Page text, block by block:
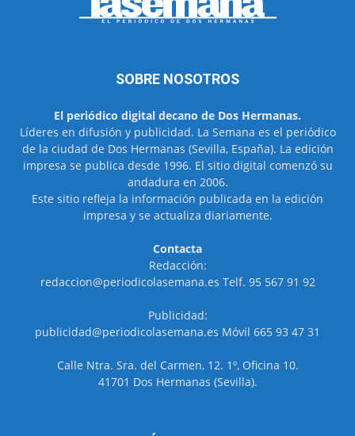
SOBRE NOSOTROS
El periódico digital decano de Dos Hermanas.
Líderes en difusión y publicidad. La Semana es el periódico
de la ciudad de Dos Hermanas (Sevilla, España). La edición
impresa se publica desde 1996. El sitio digital comenzó su
andadura en 2006.
Este sitio refleja la información publicada en la edición
impresa y se actualiza diariamente.
Contacta
Redacción:
redaccion@periodicolasemana.es Telf. 95 567 91 92
Publicidad:
publicidad@periodicolasemana.es Móvil 665 93 47 31
Calle Ntra. Sra. del Carmen, 12. 1º, Oficina 10.
41701 Dos Hermanas (Sevilla).